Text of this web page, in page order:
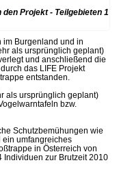
Projekt - Teilgebieten 1
im Burgenland und in
als ursprünglich geplant)
und anschließend die
das LIFE Projekt
entstanden.
als ursprünglich geplant)
bzw.
Schutzbemühungen wie
ein umfangreiches
in Österreich von
Individuen zur Brutzeit 2010